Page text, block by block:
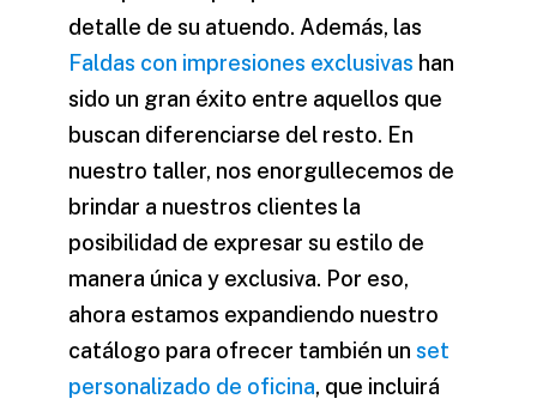
detalle de su atuendo. Además, las
Faldas con impresiones exclusivas han
sido un gran éxito entre aquellos que
buscan diferenciarse del resto. En
nuestro taller, nos enorgullecemos de
brindar a nuestros clientes la
posibilidad de expresar su estilo de
manera única y exclusiva. Por eso,
ahora estamos expandiendo nuestro
catálogo para ofrecer también un set
personalizado de oficina, que incluirá